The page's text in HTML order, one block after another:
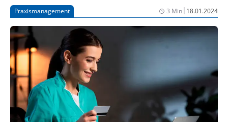
Praxismanagement 3 Min| 18.01.2024